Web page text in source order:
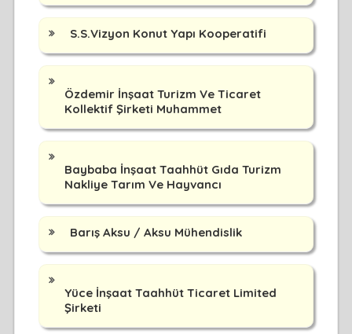
S.S.Vizyon Konut Yapı Kooperatifi
Özdemir İnşaat Turizm Ve Ticaret
Kollektif Şirketi Muhammet
Baybaba İnşaat Taahhüt Gıda Turizm
Nakliye Tarım Ve Hayvancı
Barış Aksu / Aksu Mühendislik
Yüce İnşaat Taahhüt Ticaret Limited
Şirketi